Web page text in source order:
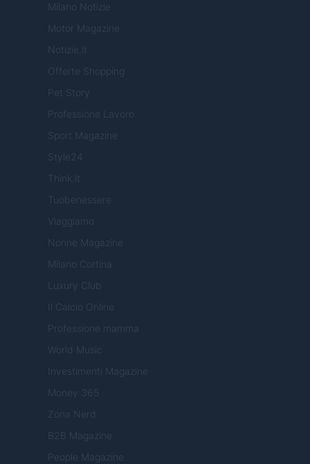
Milano Notizie
Motor Magazine
Notizie.it
Offerte Shopping
Pet Story
Professione Lavoro
Sport Magazine
Style24
Think.it
Tuobenessere
Viaggiamo
Nonne Magazine
Milano Cortina
Luxury Club
Il Calcio Online
Professione mamma
World Music
Investimenti Magazine
Money 365
Zona Nerd
B2B Magazine
People Magazine